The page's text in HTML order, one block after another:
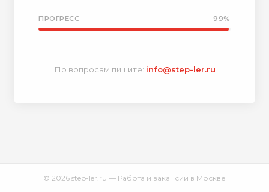
ПРОГРЕСС 99%
По вопросам пишите: info@step-ler.ru
© 2026 step-ler.ru — Работа и вакансии в Москве